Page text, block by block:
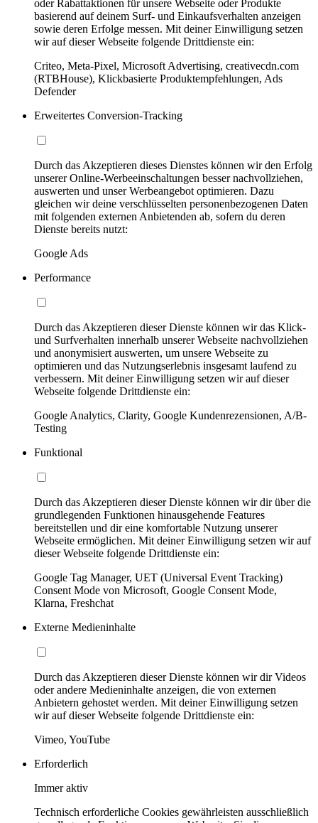
oder Rabattaktionen für unsere Webseite oder Produkte
basierend auf deinem Surf- und Einkaufsverhalten anzeigen
sowie deren Erfolge messen. Mit deiner Einwilligung setzen
wir auf dieser Webseite folgende Drittdienste ein:
Criteo, Meta-Pixel, Microsoft Advertising, creativecdn.com
(RTBHouse), Klickbasierte Produktempfehlungen, Ads
Defender
Erweitertes Conversion-Tracking
Durch das Akzeptieren dieses Dienstes können wir den Erfolg
unserer Online-Werbeeinschaltungen besser nachvollziehen,
auswerten und unser Werbeangebot optimieren. Dazu
gleichen wir deine verschlüsselten personenbezogenen Daten
mit folgenden externen Anbietenden ab, sofern du deren
Dienste bereits nutzt:
Google Ads
Performance
Durch das Akzeptieren dieser Dienste können wir das Klick-
und Surfverhalten innerhalb unserer Webseite nachvollziehen
und anonymisiert auswerten, um unsere Webseite zu
optimieren und das Nutzungserlebnis insgesamt laufend zu
verbessern. Mit deiner Einwilligung setzen wir auf dieser
Webseite folgende Drittdienste ein:
Google Analytics, Clarity, Google Kundenrezensionen, A/B-
Testing
Funktional
Durch das Akzeptieren dieser Dienste können wir dir über die
grundlegenden Funktionen hinausgehende Features
bereitstellen und dir eine komfortable Nutzung unserer
Webseite ermöglichen. Mit deiner Einwilligung setzen wir auf
dieser Webseite folgende Drittdienste ein:
Google Tag Manager, UET (Universal Event Tracking)
Consent Mode von Microsoft, Google Consent Mode,
Klarna, Freshchat
Externe Medieninhalte
Durch das Akzeptieren dieser Dienste können wir dir Videos
oder andere Medieninhalte anzeigen, die von externen
Anbietern gehostet werden. Mit deiner Einwilligung setzen
wir auf dieser Webseite folgende Drittdienste ein:
Vimeo, YouTube
Erforderlich
Immer aktiv
Technisch erforderliche Cookies gewährleisten ausschließlich